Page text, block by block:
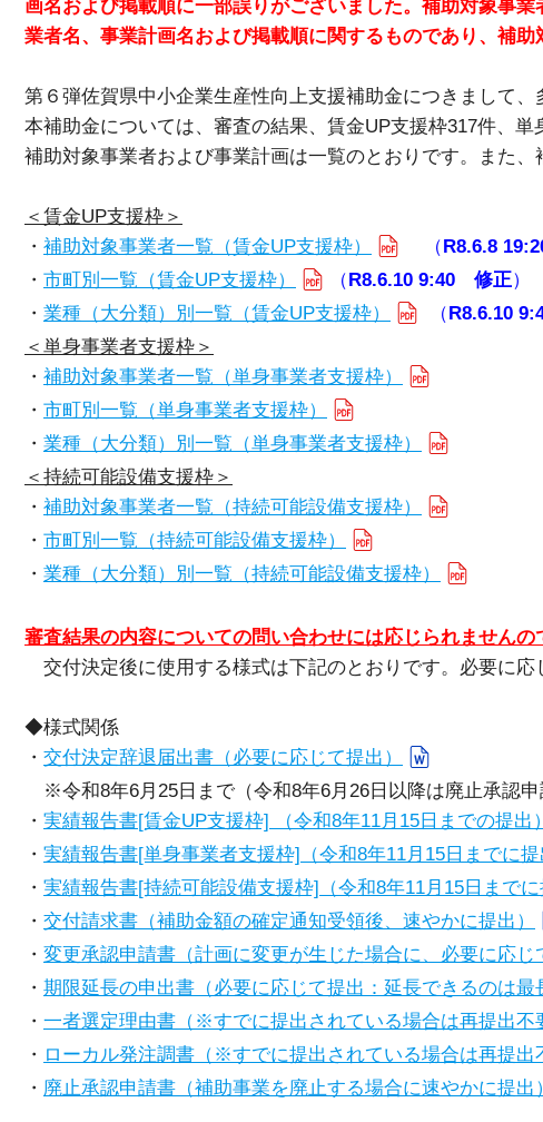
画名および掲載順に一部誤りがございました。補助対象事
業者名、事業計画名および掲載順に関するものであり、補助
第６弾佐賀県中小企業生産性向上支援補助金につきまして、
本補助金については、審査の結果、賃金UP支援枠317件、
補助対象事業者および事業計画は一覧のとおりです。また
＜賃金UP支援枠＞
・ 補助対象事業者一覧（賃金UP支援枠） （ R8.6.8
・ 市町別一覧（賃金UP支援枠） （ R8.6.10 9:40 修正）
・ 業種（大分類）別一覧（賃金UP支援枠） （ R8.6.10
＜単身事業者支援枠＞
・ 補助対象事業者一覧（単身事業者支援枠）
・ 市町別一覧（単身事業者支援枠）
・ 業種（大分類）別一覧（単身事業者支援枠）
＜持続可能設備支援枠＞
・ 補助対象事業者一覧（持続可能設備支援枠）
・ 市町別一覧（持続可能設備支援枠）
・ 業種（大分類）別一覧（持続可能設備支援枠）
審査結果の内容についての問い合わせには応じられませんの
交付決定後に使用する様式は下記のとおりです。必要に応
◆様式関係
・ 交付決定辞退届出書（必要に応じて提出）
※令和8年6月25日まで（令和8年6月26日以降は廃止承認
・ 実績報告書[賃金UP支援枠] （令和8年11月15日までの提出）
・ 実績報告書[単身事業者支援枠]（令和8年11月15日までに提
・ 実績報告書[持続可能設備支援枠]（令和8年11月15日までに
・ 交付請求書（補助金額の確定通知受領後、速やかに提出）
・ 変更承認申請書（計画に変更が生じた場合に、必要に応じ
・ 期限延長の申出書（必要に応じて提出：延長できるのは最
・ 一者選定理由書（※すでに提出されている場合は再提出不
・ ローカル発注調書（※すでに提出されている場合は再提出
・ 廃止承認申請書（補助事業を廃止する場合に速やかに提出）